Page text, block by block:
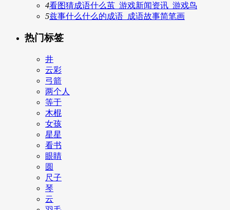
4看图猜成语什么茧_游戏新闻资讯_游戏鸟
5兹事什么什么的成语_成语故事简笔画
热门标签
井
云彩
弓箭
两个人
等于
木棍
女孩
星星
看书
眼睛
圆
尺子
琴
云